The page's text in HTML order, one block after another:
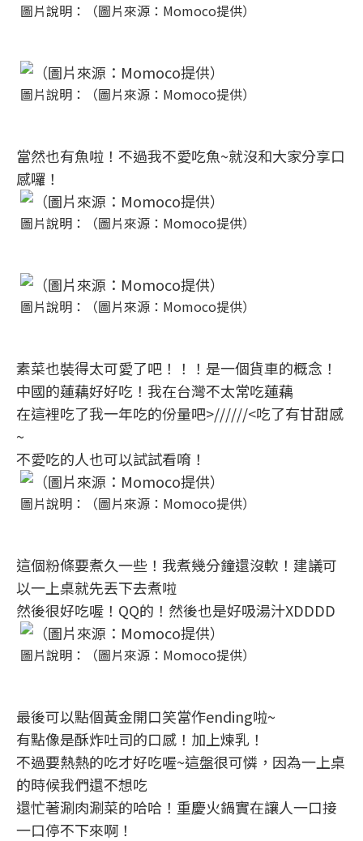
圖片說明：（圖片來源：Momoco提供）
圖片說明：（圖片來源：Momoco提供）
當然也有魚啦！不過我不愛吃魚~就沒和大家分享口
感囉！
圖片說明：（圖片來源：Momoco提供）
圖片說明：（圖片來源：Momoco提供）
素菜也裝得太可愛了吧！！！是一個貨車的概念！
中國的蓮藕好好吃！我在台灣不太常吃蓮藕
在這裡吃了我一年吃的份量吧>//////<吃了有甘甜感
~
不愛吃的人也可以試試看唷！
圖片說明：（圖片來源：Momoco提供）
這個粉條要煮久一些！我煮幾分鐘還沒軟！建議可
以一上桌就先丟下去煮啦
然後很好吃喔！QQ的！然後也是好吸湯汁XDDDD
圖片說明：（圖片來源：Momoco提供）
最後可以點個黃金開口笑當作ending啦~
有點像是酥炸吐司的口感！加上煉乳！
不過要熱熱的吃才好吃喔~這盤很可憐，因為一上桌
的時候我們還不想吃
還忙著涮肉涮菜的哈哈！重慶火鍋實在讓人一口接
一口停不下來啊！